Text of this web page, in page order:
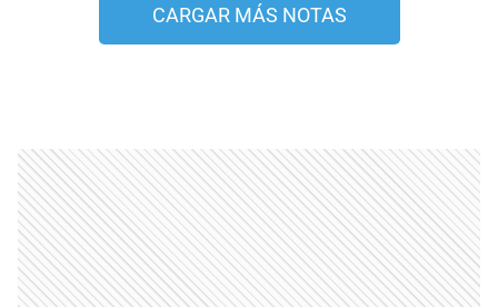
CARGAR MÁS NOTAS